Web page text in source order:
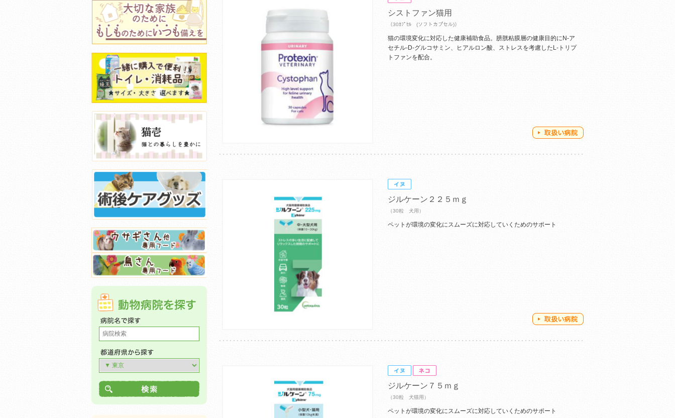
シストファン猫用
（30ｶﾌﾟｾﾙ (ソフトカプセル)）
猫の環境変化に対応した健康補助食品。膀胱粘膜層の健康目的にN-ア
セチル‐D-グルコサミン、ヒアルロン酸、ストレスを考慮したL-トリプ
トファンを配合。
ジルケーン２２５ｍｇ
（30粒 犬用）
ペットが環境の変化にスムーズに対応していくためのサポート
ジルケーン７５ｍｇ
（30粒 犬猫用）
ペットが環境の変化にスムーズに対応していくためのサポート